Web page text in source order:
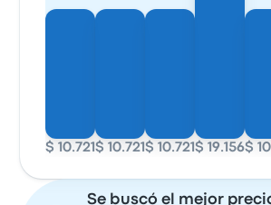
$ 10.721$ 10.721$ 10.721$ 19.156$
Se buscó el mejor